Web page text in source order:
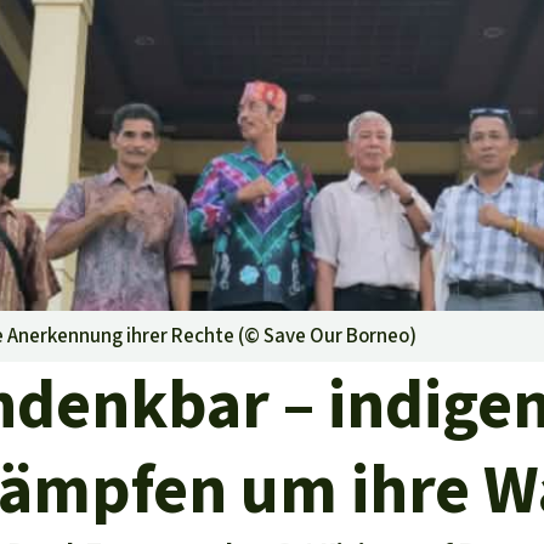
ihrer Rechte (©Save Our Borneo)
–
um ihre